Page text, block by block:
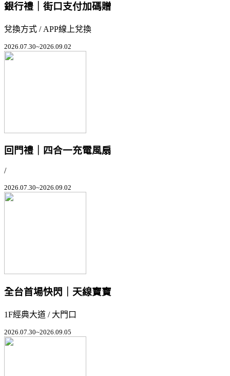
銀行禮｜街口支付加碼贈
兌換方式 / APP線上兌換
2026.07.30~2026.09.02
回門禮｜四合一充電風扇
/
2026.07.30~2026.09.02
全台首場快閃｜天線寶寶
1F經典大道 / 大門口
2026.07.30~2026.09.05